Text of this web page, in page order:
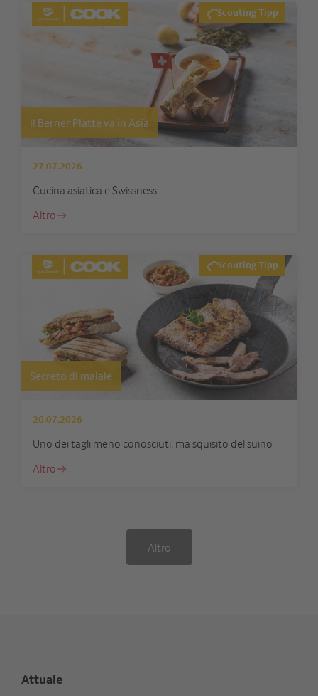
Scouting Tipp
Il Berner Platte va in Asia
27.07.2026
Cucina asiatica e Swissness
Altro
Scouting Tipp
Secreto di maiale
20.07.2026
Uno dei tagli meno conosciuti, ma squisito del suino
Altro
Altro
Attuale